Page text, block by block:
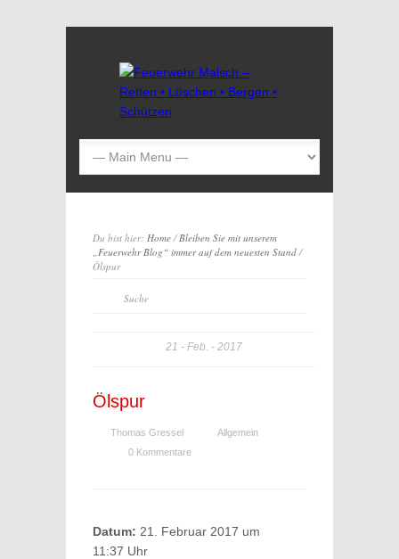
Du bist hier: Home/Bleiben Sie mit unserem
„Feuerwehr Blog“ immer auf dem neuesten Stand/
Ölspur
21 Feb. 2017
Ölspur
Thomas Gressel
Allgemein
0 Kommentare
Datum: 21. Februar 2017 um
11:37 Uhr